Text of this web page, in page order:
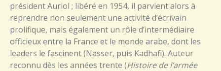
président Auriol ; libéré en 1954, il parvient alors à
reprendre non seulement une activité d’écrivain
prolifique, mais également un rôle d’intermédiaire
officieux entre la France et le monde arabe, dont les
leaders le fascinent (Nasser, puis Kadhafi). Auteur
reconnu dès les années trente (Histoire de l’armée